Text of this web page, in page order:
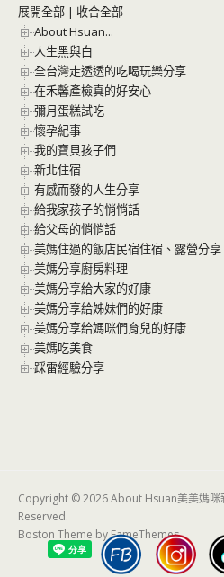
展開全部 | 收合全部
About Hsuan...
人生黑與白
全台灣走透透的吃喝玩樂分享
在禾馨產檢真的好安心
彌月蛋糕試吃
懷孕紀事
我的寶貝孩子們
新北住宿
有感而發的人生分享
給我家孩子的悄悄話
給父母的悄悄話
美媽住過的飯店民宿住宿、露營分享
美媽分享廚房料理
美媽分享給大家的好康
美媽分享給姊妹們的好康
美媽分享給媽咪們育兒的好康
美媽吃美食
踩雷經驗分享
Copyright © 2026 About Hsuan美美媽咪
Reserved.
Boston Theme byFameThemes